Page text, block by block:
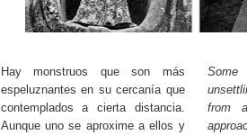
Hay monstruos que son más
espeluznantes en su cercanía que
contemplados a cierta distancia.
Aunque uno se aproxime a ellos y
from